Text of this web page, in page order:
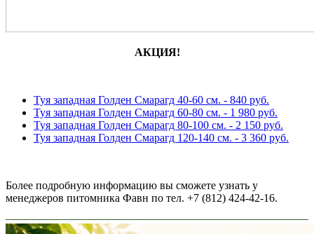
АКЦИЯ!
Туя западная Голден Смарагд 40-60 см. - 840 руб.
Туя западная Голден Смарагд 60-80 см. - 1 980 руб.
Туя западная Голден Смарагд 80-100 см. - 2 150 руб.
Туя западная Голден Смарагд 120-140 см. - 3 360 руб.
Более подробную информацию вы сможете узнать у
менеджеров питомника Фавн по тел. +7 (812) 424-42-16.